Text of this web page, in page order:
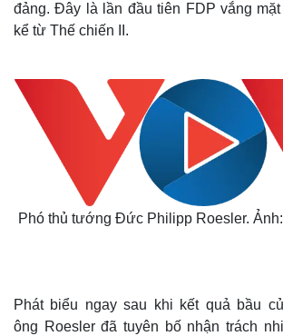
đảng. Đây là lần đầu tiên FDP vắng
kể từ Thế chiến II.
Phó thủ tướng Đức Philipp Roesler. Ảnh:
Phát biểu ngay sau khi kết quả bầu
ông Roesler đã tuyên bố nhận trách